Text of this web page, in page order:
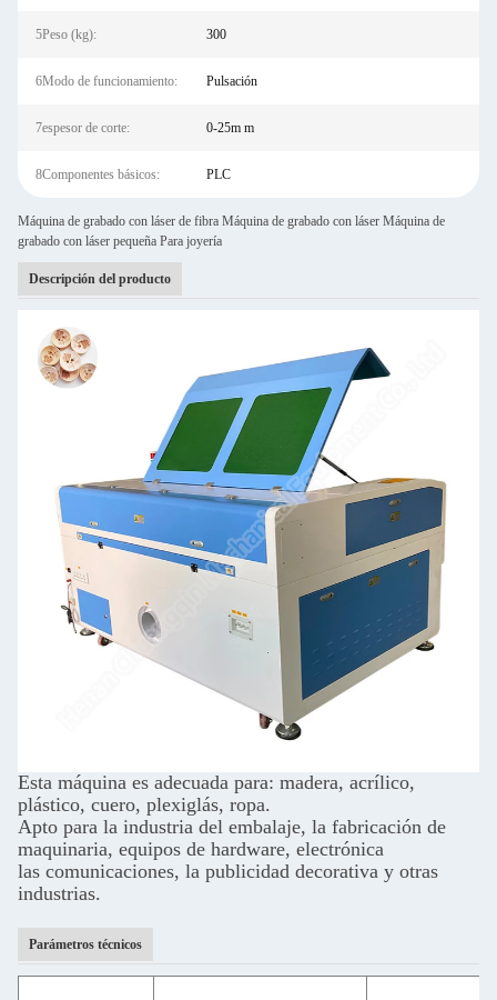
5Peso (kg): 300
6Modo de funcionamiento: Pulsación
7espesor de corte: 0-25m m
8Componentes básicos: PLC
Máquina de grabado con láser de fibra Máquina de grabado con láser Máquina de
grabado con láser pequeña Para joyería
Descripción del producto
Esta máquina es adecuada para: madera, acrílico,
plástico, cuero, plexiglás, ropa.
Apto para la industria del embalaje, la fabricación de
maquinaria, equipos de hardware, electrónica
las comunicaciones, la publicidad decorativa y otras
industrias.
Parámetros técnicos